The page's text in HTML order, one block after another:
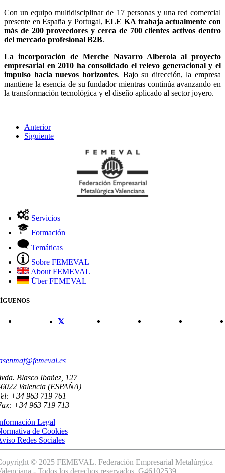
Con un equipo multidisciplinar de 17 personas y una red comercial
presente en España y Portugal, ELE KA trabaja actualmente con
más de 200 proveedores y cerca de 700 clientes activos dentro
del mercado profesional B2B.
La incorporación de Merche Navarro Alberola al proyecto
empresarial en 2010 ha consolidado el relevo generacional y el
impulso hacia nuevos horizontes. Bajo su dirección, la empresa
mantiene la esencia de su fundador mientras continúa avanzando en
la transformación tecnológica y el diseño aplicado al sector joyero.
Anterior
Siguiente
Servicios
Formación
Temáticas
Sobre FEMEVAL
About FEMEVAL
Über FEMEVAL
Blasco Ibañez, 127
Valencia (ESPAÑA)
+34 963 719 761
+34 963 719 713
Legal
de Cookies
Redes Sociales
© 2025 FEMEVAL. Federación Empresarial Metalúrgica
- Todos los derechos reservados. G46102539